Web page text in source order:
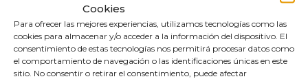
Cookies
Para ofrecer las mejores experiencias, utilizamos tecnologías como las
cookies para almacenar y/o acceder a la información del dispositivo. El
consentimiento de estas tecnologías nos permitirá procesar datos como
el comportamiento de navegación o las identificaciones únicas en este
sitio. No consentir o retirar el consentimiento, puede afectar